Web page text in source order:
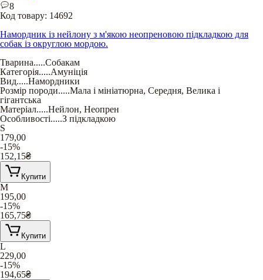
8
Код товару: 14692
Намордник із нейлону з м'якою неопреновою підкладкою для
собак із округлою мордою.
Тварина.....Собакам
Категорія.....Амуніція
Вид.....Намордники
Розмір породи.....Мала і мініатюрна, Середня, Велика і
гігантська
Матеріал.....Нейлон, Неопрен
Особливості.....З підкладкою
S
179,00
-15%
152,15₴
Купити
M
195,00
-15%
165,75₴
Купити
L
229,00
-15%
194,65₴